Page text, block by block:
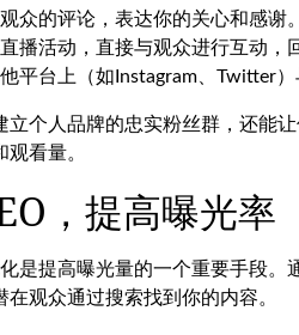
众的评论，表达你的关心和感谢。
播活动，直接与观众进行互动，
平台上（如Instagram、Twitter
立个人品牌的忠实粉丝群，还能
看量。
，提高曝光率
化是提高曝光量的一个重要手段
观众通过搜索找到你的内容。